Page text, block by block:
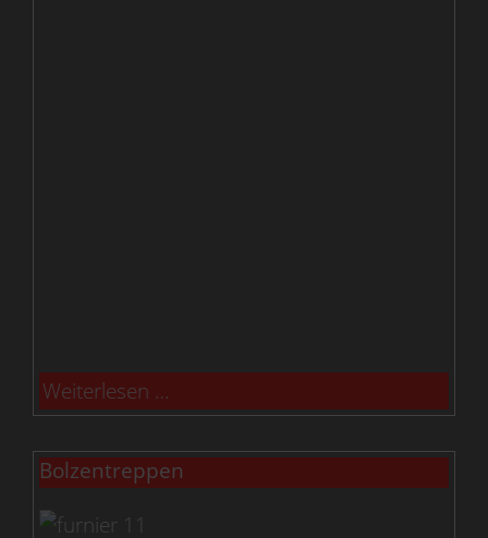
Weiterlesen …
Bolzentreppen